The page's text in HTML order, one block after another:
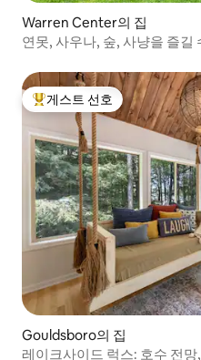
Warren Center의 집
연못, 사우나, 숲, 사냥을 즐길
상위 게스트 선호
게스트 선호
Gouldsboro의 집
레이크사이드 럭스: 호수 전